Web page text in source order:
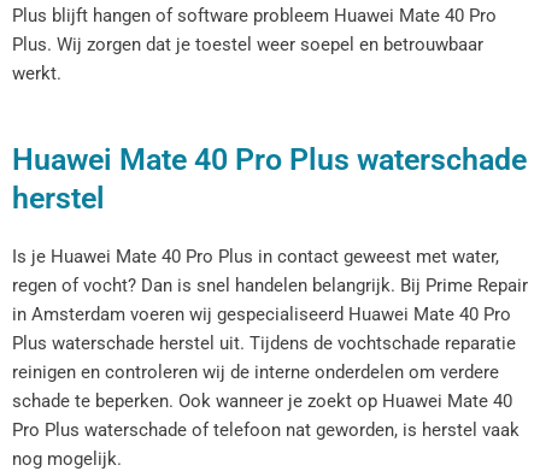
Plus blijft hangen of software probleem Huawei Mate 40 Pro
Plus. Wij zorgen dat je toestel weer soepel en betrouwbaar
werkt.
Huawei Mate 40 Pro Plus waterschade
herstel
Is je Huawei Mate 40 Pro Plus in contact geweest met water,
regen of vocht? Dan is snel handelen belangrijk. Bij Prime Repair
in Amsterdam voeren wij gespecialiseerd Huawei Mate 40 Pro
Plus waterschade herstel uit. Tijdens de vochtschade reparatie
reinigen en controleren wij de interne onderdelen om verdere
schade te beperken. Ook wanneer je zoekt op Huawei Mate 40
Pro Plus waterschade of telefoon nat geworden, is herstel vaak
nog mogelijk.